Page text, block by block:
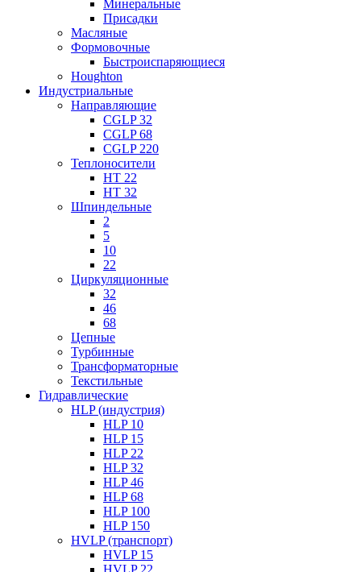
Минеральные
Присадки
Масляные
Формовочные
Быстроиспаряющиеся
Houghton
Индустриальные
Направляющие
CGLP 32
CGLP 68
CGLP 220
Теплоносители
HT 22
HT 32
Шпиндельные
2
5
10
22
Циркуляционные
32
46
68
Цепные
Турбинные
Трансформаторные
Текстильные
Гидравлические
HLP (индустрия)
HLP 10
HLP 15
HLP 22
HLP 32
HLP 46
HLP 68
HLP 100
HLP 150
HVLP (транспорт)
HVLP 15
HVLP 22